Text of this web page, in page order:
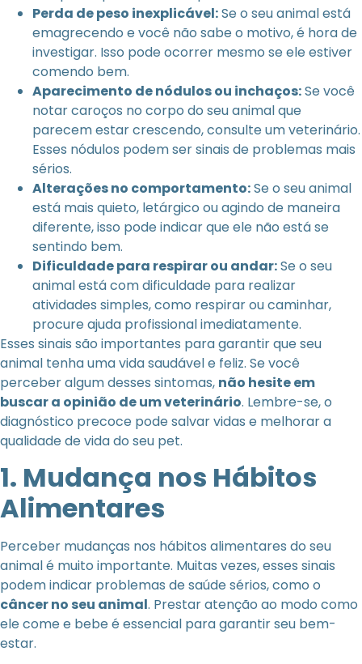
Perda de peso inexplicável:Se o seu animal está
emagrecendo e você não sabe o motivo, é hora de
investigar. Isso pode ocorrer mesmo se ele estiver
comendo bem.
Aparecimento de nódulos ou inchaços:Se você
notar caroços no corpo do seu animal que
parecem estar crescendo, consulte um veterinário.
Esses nódulos podem ser sinais de problemas mais
sérios.
Alterações no comportamento:Se o seu animal
está mais quieto, letárgico ou agindo de maneira
diferente, isso pode indicar que ele não está se
sentindo bem.
Dificuldade para respirar ou andar:Se o seu
animal está com dificuldade para realizar
atividades simples, como respirar ou caminhar,
procure ajuda profissional imediatamente.
Esses sinais são importantes para garantir que seu
animal tenha uma vida saudável e feliz. Se você
perceber algum desses sintomas, não hesite em
buscar a opinião de um veterinário. Lembre-se, o
diagnóstico precoce pode salvar vidas e melhorar a
qualidade de vida do seu pet.
1. Mudança nos Hábitos
Alimentares
Perceber mudanças nos hábitos alimentares do seu
animal é muito importante. Muitas vezes, esses sinais
podem indicar problemas de saúde sérios, como o
câncer no seu animal. Prestar atenção ao modo como
ele come e bebe é essencial para garantir seu bem-
estar.